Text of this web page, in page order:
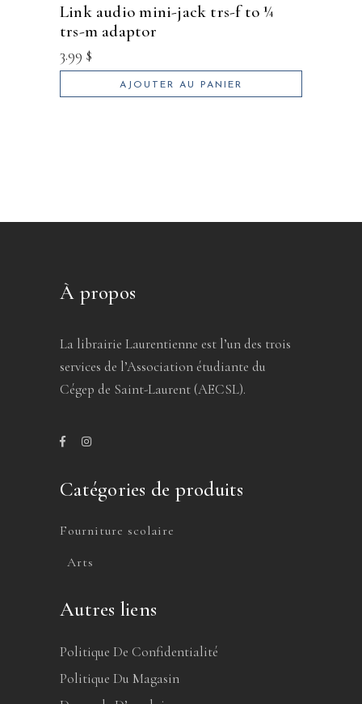
link audio mini-jack trs-f to ¼
trs-m adaptor
3.99 $
AJOUTER AU PANIER
À propos
La librairie Laurentienne est l’un des trois
services de l’Association étudiante du
Cégep de Saint-Laurent (AECSL).
Catégories de produits
Fourniture scolaire
Arts
Autres liens
Politique De Confidentialité
Politique Du Magasin